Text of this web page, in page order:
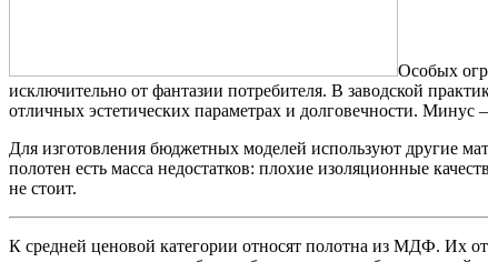
Особых
исключительно от фантазии потребителя. В заводской
отличных эстетических параметрах и долговечности. Минус
Для изготовления бюджетных моделей используют другие
полотен есть масса недостатков: плохие изоляционные
не стоит.
К средней ценовой категории относят полотна из МДФ. Их